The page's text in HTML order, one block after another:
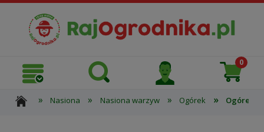
» Nasiona » Nasiona warzyw » Ogórek » Ogórek